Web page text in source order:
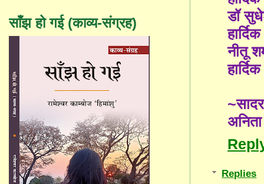
डॉ
नीतू
~सादर
Replies
साँझ हो गई (काव्य-संग्रह)